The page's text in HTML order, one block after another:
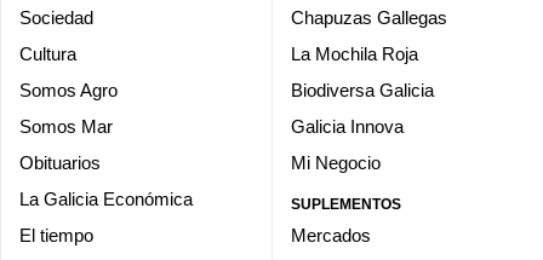
Sociedad
Cultura
Somos Agro
Somos Mar
Obituarios
La Galicia Económica
El tiempo
Chapuzas Gallegas
La Mochila Roja
Biodiversa Galicia
Galicia Innova
Mi Negocio
SUPLEMENTOS
Mercados